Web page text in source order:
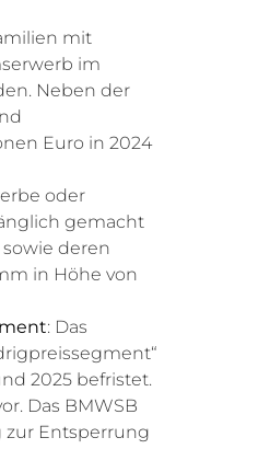
mit
im
Neben der
Euro in 2024
oder
gemacht
deren
in Höhe von
: Das
2025 befristet.
Das BMWSB
zur Entsperrung